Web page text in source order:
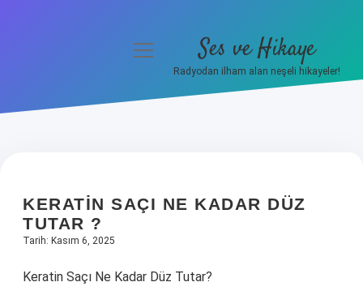
Hakkımızda
menüyü
Ses ve Hikaye
Radyodan ilham alan neşeli hikayeler!
KERATIN SAÇI NE KADAR DÜZ
TUTAR ?
Tarih: Kasım 6, 2025
Keratin Saçı Ne Kadar Düz Tutar?